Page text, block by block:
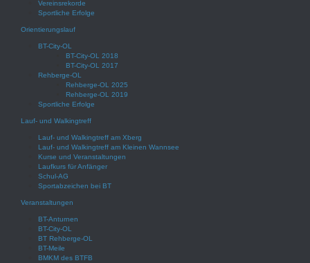
Vereinsrekorde
Sportliche Erfolge
Orientierungslauf
BT-City-OL
BT-City-OL 2018
BT-City-OL 2017
Rehberge-OL
Rehberge-OL 2025
Rehberge-OL 2019
Sportliche Erfolge
Lauf- und Walkingtreff
Lauf- und Walkingtreff am Xberg
Lauf- und Walkingtreff am Kleinen Wannsee
Kurse und Veranstaltungen
Laufkurs für Anfänger
Schul-AG
Sportabzeichen bei BT
Veranstaltungen
BT-Anturnen
BT-City-OL
BT Rehberge-OL
BT-Meile
BMKM des BTFB